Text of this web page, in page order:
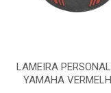
LAMEIRA
YAMAHA